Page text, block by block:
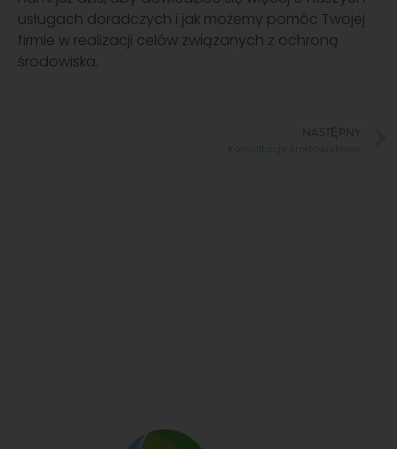
usługach doradczych i jak możemy pomóc Twojej
firmie w realizacji celów związanych z ochroną
środowiska.
NASTĘPNY
Konsultacje środowiskowe